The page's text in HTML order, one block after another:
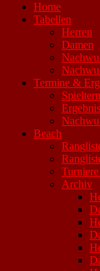
Home
Tabellen
Herren
Damen
Termine &
Beach
Archiv